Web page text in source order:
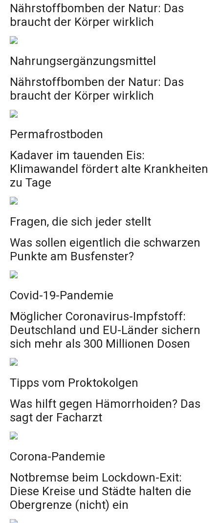
Nährstoffbomben der Natur: Das
braucht der Körper wirklich
Nahrungsergänzungsmittel
Nährstoffbomben der Natur: Das
braucht der Körper wirklich
Permafrostboden
Kadaver im tauenden Eis:
Klimawandel fördert alte Krankheiten
zu Tage
Fragen, die sich jeder stellt
Was sollen eigentlich die schwarzen
Punkte am Busfenster?
Covid-19-Pandemie
Möglicher Coronavirus-Impfstoff:
Deutschland und EU-Länder sichern
sich mehr als 300 Millionen Dosen
Tipps vom Proktokolgen
Was hilft gegen Hämorrhoiden? Das
sagt der Facharzt
Corona-Pandemie
Notbremse beim Lockdown-Exit:
Diese Kreise und Städte halten die
Obergrenze (nicht) ein